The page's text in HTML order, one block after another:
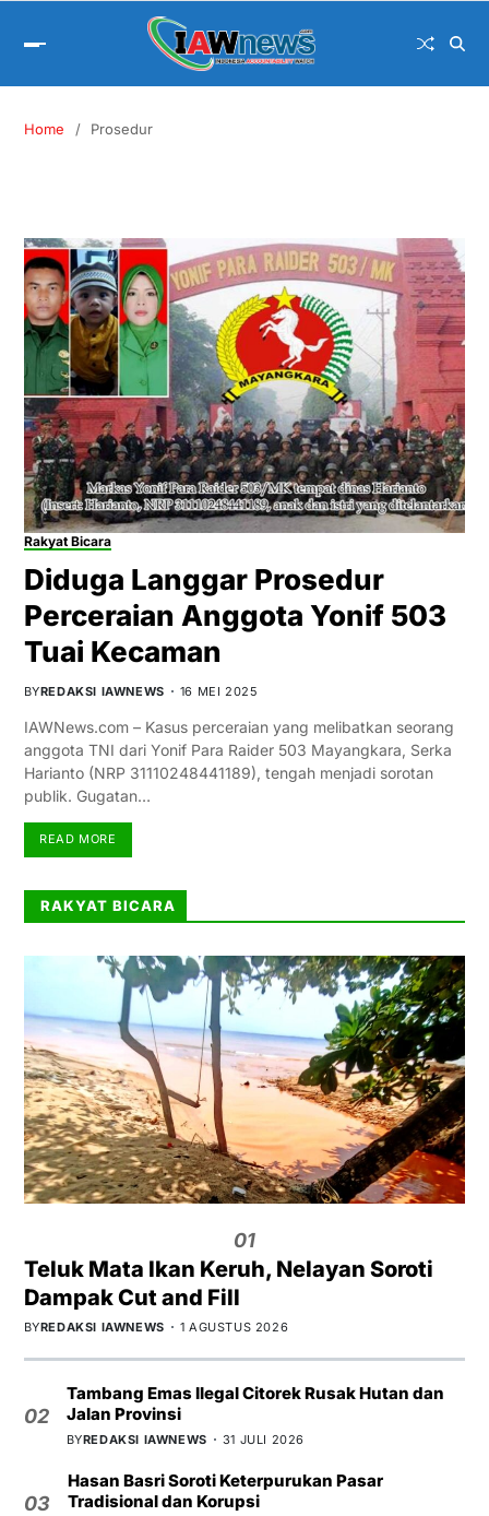
Home Prosedur
Rakyat Bicara
Diduga Langgar Prosedur
Perceraian Anggota Yonif 503
Tuai Kecaman
BYREDAKSI IAWNEWS 16 MEI 2025
IAWNews.com – Kasus perceraian yang melibatkan seorang
anggota TNI dari Yonif Para Raider 503 Mayangkara, Serka
Harianto (NRP 31110248441189), tengah menjadi sorotan
publik. Gugatan…
READ MORE
RAKYAT BICARA
01
Teluk Mata Ikan Keruh, Nelayan Soroti
Dampak Cut and Fill
BYREDAKSI IAWNEWS 1 AGUSTUS 2026
02
Tambang Emas Ilegal Citorek Rusak Hutan dan
Jalan Provinsi
BYREDAKSI IAWNEWS 31 JULI 2026
03
Hasan Basri Soroti Keterpurukan Pasar
Tradisional dan Korupsi